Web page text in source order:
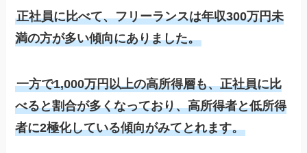
正社員に比べて、フリーランスは年収300万円未
満の方が多い傾向にありました。
一方で1,000万円以上の高所得層も、正社員に比
べると割合が多くなっており、高所得者と低所得
者に2極化している傾向がみてとれます。